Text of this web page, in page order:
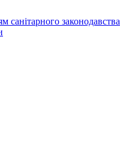
санітарного законодавства